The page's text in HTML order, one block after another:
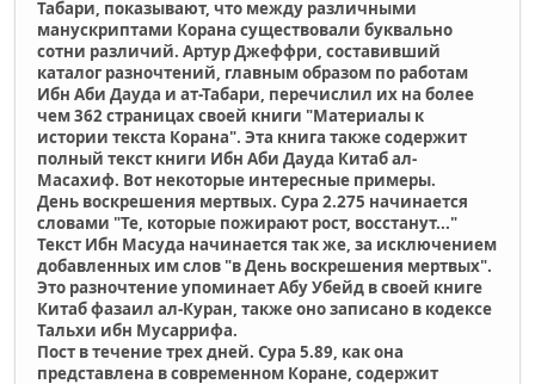
Табари, показывают, что между различными
манускриптами Корана существовали буквально
сотни различий. Артур Джеффри, составивший
каталог разночтений, главным образом по работам
Ибн Аби Дауда и ат-Табари, перечислил их на более
чем 362 страницах своей книги "Мaтериалы к
истории текста Корана". Эта книга также содержит
полный текст книги Ибн Аби Дауда Китаб ал-
Масахиф. Вот некоторые интересные примеры.
День воскрешения мертвых. Сура 2.275 начинается
словами "Те, которые пожирают рост, восстанут..."
Текст Ибн Масуда начинается так же, за исключением
добавленных им cлов "в День воскрешения мертвых".
Это разночтение упоминает Абу Убейд в своей книге
Китаб фазаил ал-Куран, также оно записано в кодексе
Taльхи ибн Мусаррифа.
Пост в течение трех дней. Сура 5.89, как она
представлена в современном Коране, содержит